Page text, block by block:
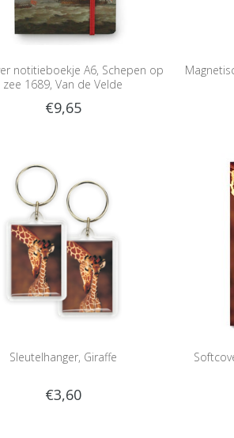
notitieboekje A6, Schepen op
zee 1689, Van de Velde
€9,65
Sleutelhanger, Giraffe
€3,60